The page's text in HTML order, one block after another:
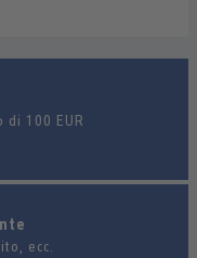
100 EUR
ecc.